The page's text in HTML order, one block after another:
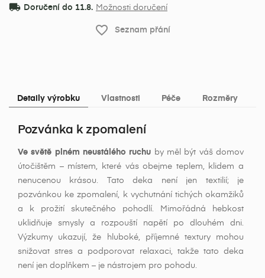
local_shipping Doručení do 11.8. Možnosti doručení
favorite_border Seznam přání
Detaily výrobku Vlastnosti Péče Rozměry
Pozvánka k zpomalení
Ve světě plném neustálého ruchu by měl být váš domov
útočištěm – místem, které vás obejme teplem, klidem a
nenucenou krásou. Tato deka není jen textilií; je
pozvánkou ke zpomalení, k vychutnání tichých okamžiků
a k prožití skutečného pohodlí. Mimořádná hebkost
uklidňuje smysly a rozpouští napětí po dlouhém dni.
Výzkumy ukazují, že hluboké, příjemné textury mohou
snižovat stres a podporovat relaxaci, takže tato deka
není jen doplňkem – je nástrojem pro pohodu.